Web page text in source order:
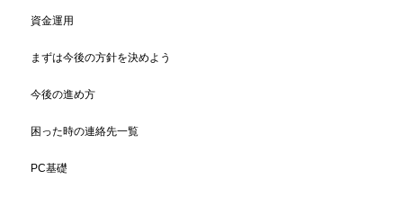
資金運用
まずは今後の方針を決めよう
今後の進め方
困った時の連絡先一覧
PC基礎